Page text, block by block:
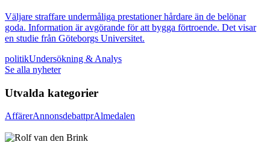
Väljare straffare undermåliga prestationer hårdare än de belönar
goda. Information är avgörande för att bygga förtroende. Det visar
en studie från Göteborgs Universitet.
politikUndersökning & Analys
Se alla nyheter
Utvalda kategorier
AffärerAnnonsdebattprAlmedalen